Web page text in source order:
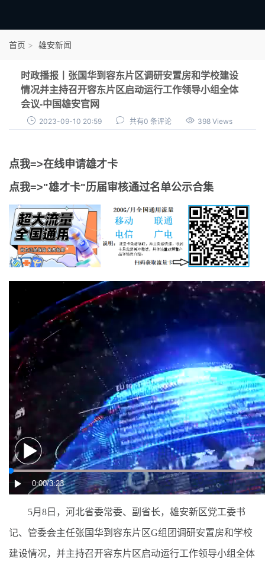
点我申领雄才卡
首页 雄安新闻
时政播报丨张国华到容东片区调研安置房和学校建设
情况并主持召开容东片区启动运行工作领导小组全体
会议-中国雄安官网
2023-09-10 20:59 共有0 条评论 398 Views
点我=>在线申请雄才卡
点我=>"雄才卡"历届审核通过名单公示合集
5月8日，河北省委常委、副省长，雄安新区党工委书
记、管委会主任张国华到容东片区G组团调研安置房和学校
建设情况，并主持召开容东片区启动运行工作领导小组全体